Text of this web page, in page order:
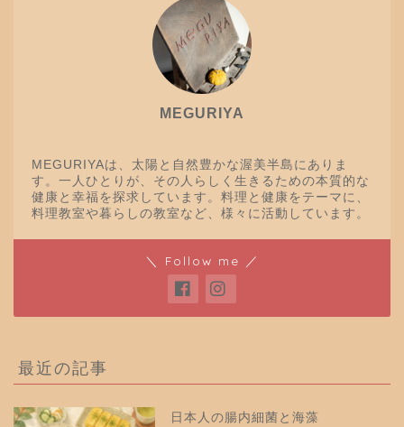
MEGURIYA
MEGURIYAは、太陽と自然豊かな渥美半島にありま
す。一人ひとりが、その人らしく生きるための本質的な
健康と幸福を探求しています。料理と健康をテーマに、
料理教室や暮らしの教室など、様々に活動しています。
＼ Follow me ／
最近の記事
日本人の腸内細菌と海藻